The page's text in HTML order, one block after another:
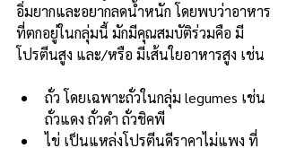
อิ่มยากและอยากลดน้ำหนัก โดยพบว่าอาหาร
ที่ตกอยู่ในกลุ่มนี้ มักมีคุณสมบัติร่วมคือ มี
โปรตีนสูง และ/หรือ มีเส้นใยอาหารสูง เช่น
ถั่ว โดยเฉพาะถั่วในกลุ่ม legumes เช่น
ถั่วแดง ถั่วดำ ถั่วชิคพี
ไข่ เป็นแหล่งโปรตีนดีราคาไม่แพง ที่